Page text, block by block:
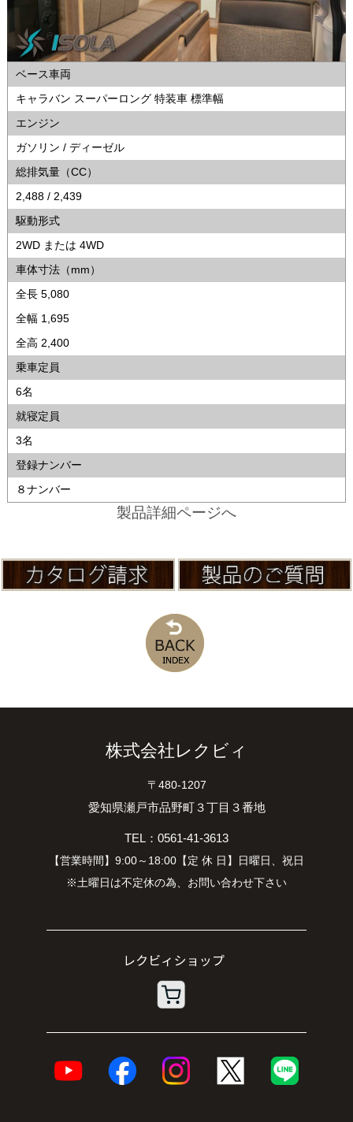
ベース車両
キャラバン スーパーロング 特装車 標準幅
エンジン
ガソリン / ディーゼル
総排気量（CC）
2,488 / 2,439
駆動形式
2WD または 4WD
車体寸法（mm）
全長 5,080
全幅 1,695
全高 2,400
乗車定員
6名
就寝定員
3名
登録ナンバー
８ナンバー
製品詳細ページへ
株式会社レクビィ
〒480-1207
愛知県瀬戸市品野町３丁目３番地
TEL：0561-41-3613
【営業時間】9:00～18:00【定 休 日】日曜日、祝日
※土曜日は不定休の為、お問い合わせ下さい